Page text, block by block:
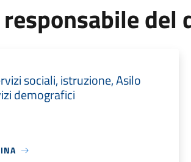
del
sociali, istruzione, Asilo
demografici